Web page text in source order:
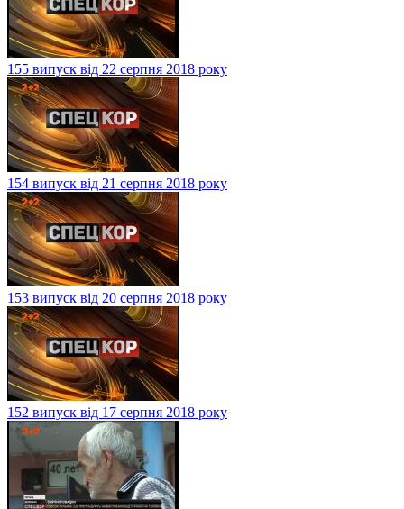
155 випуск від 22 серпня 2018 року
154 випуск від 21 серпня 2018 року
153 випуск від 20 серпня 2018 року
152 випуск від 17 серпня 2018 року